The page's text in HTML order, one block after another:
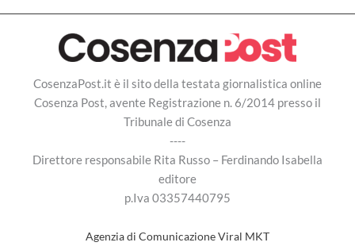
CosenzaPost.it è il sito della testata giornalistica online
Cosenza Post, avente Registrazione n. 6/2014 presso il
Tribunale di Cosenza
----
Direttore responsabile Rita Russo – Ferdinando Isabella
editore
p.Iva 03357440795
Agenzia di Comunicazione Viral MKT